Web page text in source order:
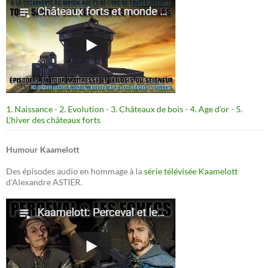
1. Naissance- 2. Evolution - 3. Châteaux de bois- 4. Age d’or- 5.
L’hiver des châteaux forts
Humour Kaamelott
Des épisodes audio en hommage à lasérie télévisée Kaamelott
d'Alexandre ASTIER.